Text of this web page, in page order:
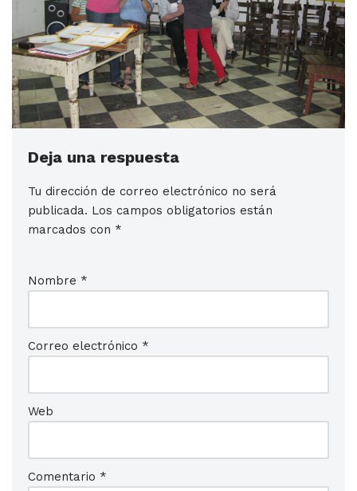
Deja una respuesta
Tu dirección de correo electrónico no será
publicada. Los campos obligatorios están
marcados con *
Nombre *
Correo electrónico *
Web
Comentario *